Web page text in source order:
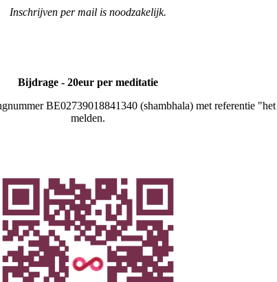
Inschrijven per mail is noodzakelijk.
Bijdrage - 20eur per meditatie
BE02739018841340 (shambhala) met referentie
melden.